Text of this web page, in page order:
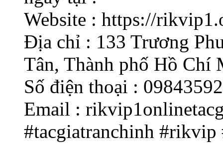
Website : https://
Địa chỉ : 133 Trương
Tân, Thành phố Hồ Chí
Số điện thoại :
Email :
#tacgiatranchinh